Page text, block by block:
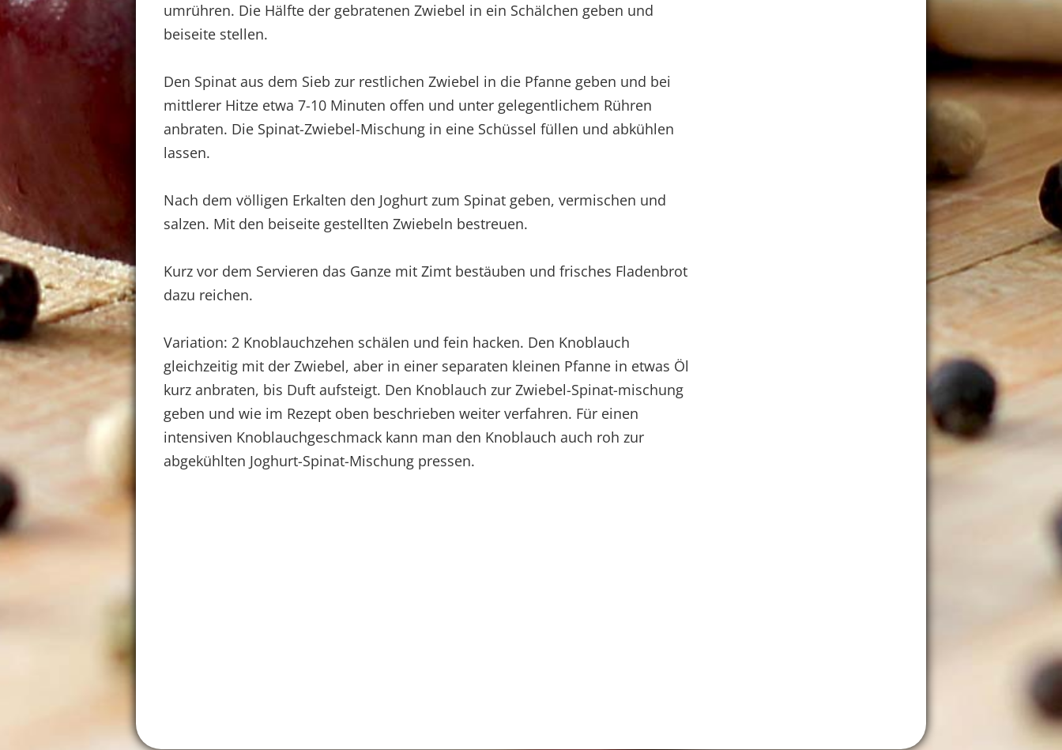
umrühren. Die Hälfte der gebratenen Zwiebel in ein Schälchen geben und
beiseite stellen.
Den Spinat aus dem Sieb zur restlichen Zwiebel in die Pfanne geben und bei
mittlerer Hitze etwa 7-10 Minuten offen und unter gelegentlichem Rühren
anbraten. Die Spinat-Zwiebel-Mischung in eine Schüssel füllen und abkühlen
lassen.
Nach dem völligen Erkalten den Joghurt zum Spinat geben, vermischen und
salzen. Mit den beiseite gestellten Zwiebeln bestreuen.
Kurz vor dem Servieren das Ganze mit Zimt bestäuben und frisches Fladenbrot
dazu reichen.
Variation: 2 Knoblauchzehen schälen und fein hacken. Den Knoblauch
gleichzeitig mit der Zwiebel, aber in einer separaten kleinen Pfanne in etwas Öl
kurz anbraten, bis Duft aufsteigt. Den Knoblauch zur Zwiebel-Spinat-mischung
geben und wie im Rezept oben beschrieben weiter verfahren. Für einen
intensiven Knoblauchgeschmack kann man den Knoblauch auch roh zur
abgekühlten Joghurt-Spinat-Mischung pressen.